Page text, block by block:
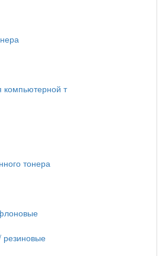
компьютерной т
тонера